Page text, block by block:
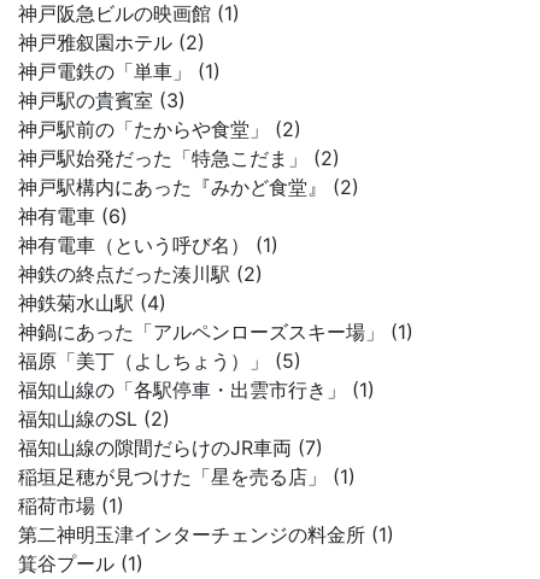
神戸阪急ビルの映画館 (1)
神戸雅叙園ホテル (2)
神戸電鉄の「単車」 (1)
神戸駅の貴賓室 (3)
神戸駅前の「たからや食堂」 (2)
神戸駅始発だった「特急こだま」 (2)
神戸駅構内にあった『みかど食堂』 (2)
神有電車 (6)
神有電車（という呼び名） (1)
神鉄の終点だった湊川駅 (2)
神鉄菊水山駅 (4)
神鍋にあった「アルペンローズスキー場」 (1)
福原「美丁（よしちょう）」 (5)
福知山線の「各駅停車・出雲市行き」 (1)
福知山線のSL (2)
福知山線の隙間だらけのJR車両 (7)
稲垣足穂が見つけた「星を売る店」 (1)
稲荷市場 (1)
第二神明玉津インターチェンジの料金所 (1)
箕谷プール (1)